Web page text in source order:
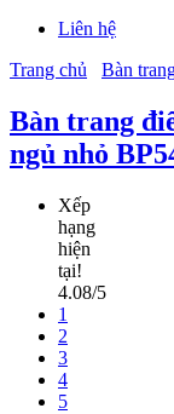
Liên hệ
Trang chủ
Bàn
Bàn trang
ngủ nhỏ
Xếp
hạng
hiện
tại!
4.08/5
1
2
3
4
5